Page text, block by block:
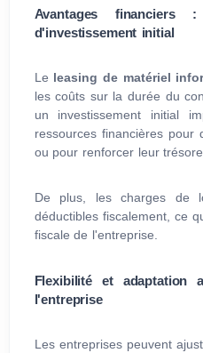
Avantages
d'investissement initial
Le leasing de matériel
les coûts sur la durée du
un investissement initial
ressources financières pour
ou pour renforcer leur
De plus, les charges de
déductibles fiscalement, ce
fiscale de l'entreprise.
Flexibilité et adaptation
l'entreprise
Les entreprises peuvent